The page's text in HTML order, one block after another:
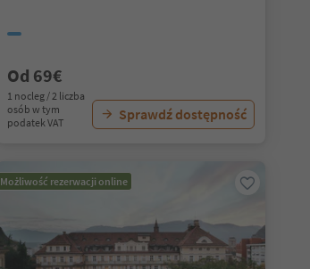
Od 69€
1 nocleg / 2 liczba
osób w tym
podatek VAT
Sprawdź dostępność
Możliwość rezerwacji online